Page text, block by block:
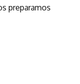
preparamos